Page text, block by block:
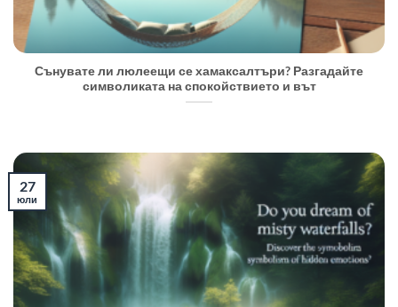
Сънувате ли люлеещи се хамаксалтъри? Разгадайте
символиката на спокойствието и вът
27
юли